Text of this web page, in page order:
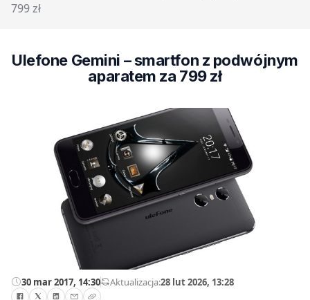
799 zł
Ulefone Gemini – smartfon z podwójnym
aparatem za 799 zł
30 mar 2017, 14:30—Aktualizacja:28 lut 2026, 13:28